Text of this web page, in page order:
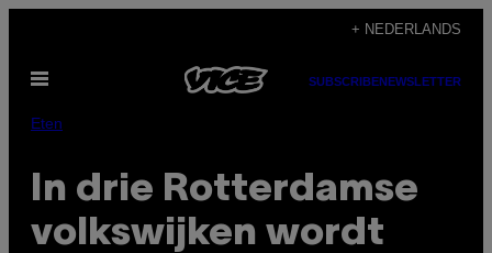
de
inhoud
+ NEDERLANDS
Open
SUBSCRIBENEWSLETTER
Eten
In drie Rotterdamse
volkswijken wordt